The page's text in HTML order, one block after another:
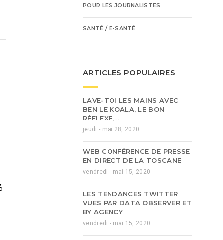
POUR LES JOURNALISTES
SANTÉ / E-SANTÉ
ARTICLES POPULAIRES
LAVE-TOI LES MAINS AVEC
BEN LE KOALA, LE BON
RÉFLEXE,…
jeudi - mai 28, 2020
WEB CONFÉRENCE DE PRESSE
EN DIRECT DE LA TOSCANE
vendredi - mai 15, 2020
LES TENDANCES TWITTER
VUES PAR DATA OBSERVER ET
BY AGENCY
vendredi - mai 15, 2020